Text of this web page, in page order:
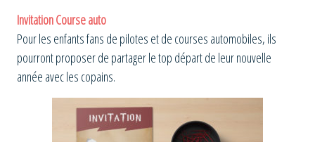
Invitation Course auto
Pour les enfants fans de pilotes et de courses automobiles, ils
pourront proposer de partager le top départ de leur nouvelle
année avec les copains.